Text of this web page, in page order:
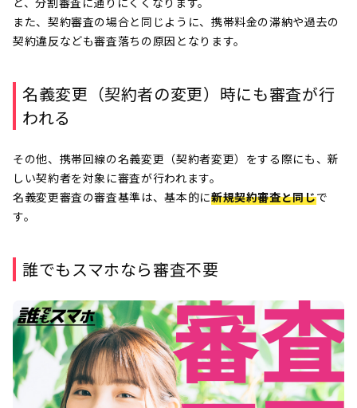
また、契約審査の場合と同じように、携帯料金の滞納や過去の
契約違反なども審査落ちの原因となります。
名義変更（契約者の変更）時にも審査が行
われる
その他、携帯回線の名義変更（契約者変更）をする際にも、新
しい契約者を対象に審査が行われます。
名義変更審査の審査基準は、基本的に新規契約審査と同じで
す。
誰でもスマホなら審査不要